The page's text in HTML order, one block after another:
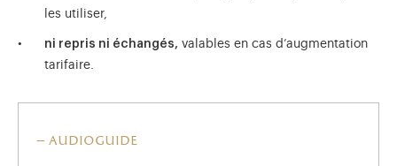
les utiliser,
ni repris ni échangés, valables en cas d’augmentation
tarifaire.
audioguide